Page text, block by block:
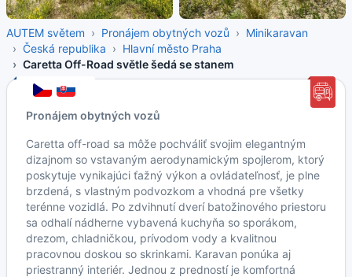
AUTEM světem Pronájem obytných vozů
Minikaravan
Česká republika
Hlavní město Praha
Caretta Off-Road světle šedá se stanem
Pronájem obytných vozů
Caretta off-road sa môže pochváliť svojim elegantným
dizajnom so vstavaným aerodynamickým spojlerom, ktorý
poskytuje vynikajúci ťažný výkon a ovládateľnosť, je plne
brzdená, s vlastným podvozkom a vhodná pre všetky
terénne vozidlá. Po zdvihnutí dverí batožinového priestoru
sa odhalí nádherne vybavená kuchyňa so sporákom,
drezom, chladničkou, prívodom vody a kvalitnou
pracovnou doskou so skrinkami. Karavan ponúka aj
priestranný interiér. Jednou z predností je komfortná